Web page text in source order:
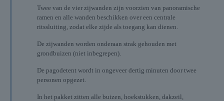
Twee van de vier zijwanden zijn voorzien van panoramische
ramen en alle wanden beschikken over een centrale
ritssluiting, zodat elke zijde als toegang kan dienen.
De zijwanden worden onderaan strak gehouden met
grondbuizen (niet inbegrepen).
De pagodetent wordt in ongeveer dertig minuten door twee
personen opgezet.
In het pakket zitten alle buizen, hoekstukken, dakzeil,